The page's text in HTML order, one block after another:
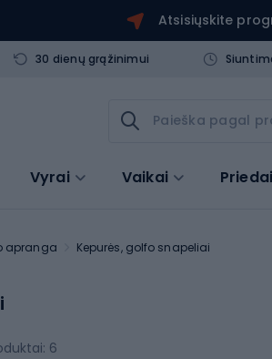
Atsisiųskite
30 dienų grąžinimui
Vyrai Vaikai Priedai
apranga Kepurės, golfo snapeliai
6